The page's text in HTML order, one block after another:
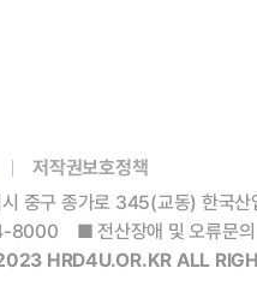
저작권보호정책
중구 종가로 345(교동) 한국산
8000 ■ 전산장애 및 오류문
HRD4U.OR.KR ALL